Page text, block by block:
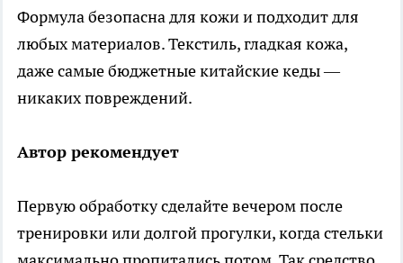
Формула безопасна для кожи и подходит для
любых материалов. Текстиль, гладкая кожа,
даже самые бюджетные китайские кеды —
никаких повреждений.
Автор рекомендует
Первую обработку сделайте вечером после
тренировки или долгой прогулки, когда стельки